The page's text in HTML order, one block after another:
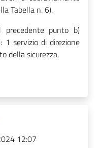
Tabella n. 6).
punto b)
1 servizio di direzione
della sicurezza.
12:07